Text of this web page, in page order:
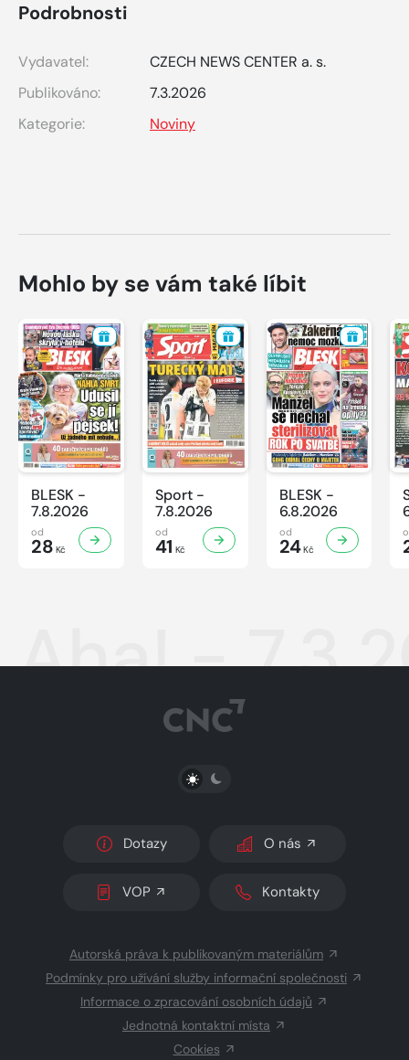
Podrobnosti
Vydavatel:
CZECH NEWS CENTER a. s.
Publikováno:
7.3.2026
Kategorie:
Noviny
Mohlo by se vám také líbit
BLESK -
7.8.2026
od
28 Kč
Sport -
7.8.2026
od
41 Kč
BLESK -
6.8.2026
od
24Kč
Aha! -
PŘEPNOUT SVĚTLÝ/TMAVÝ REŽIM
Dotazy O nás
VOP Kontakty
Autorská práva k publikovaným materiálům
Podmínky pro užívání služby informační společnosti
Informace o zpracování osobních údajů
Jednotná kontaktní místa
Cookies